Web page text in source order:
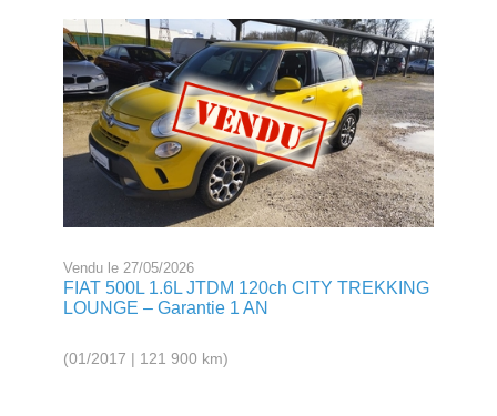
Vendu le 27/05/2026
FIAT 500L 1.6L JTDM 120ch CITY TREKKING
LOUNGE – Garantie 1 AN
(01/2017 | 121 900 km)